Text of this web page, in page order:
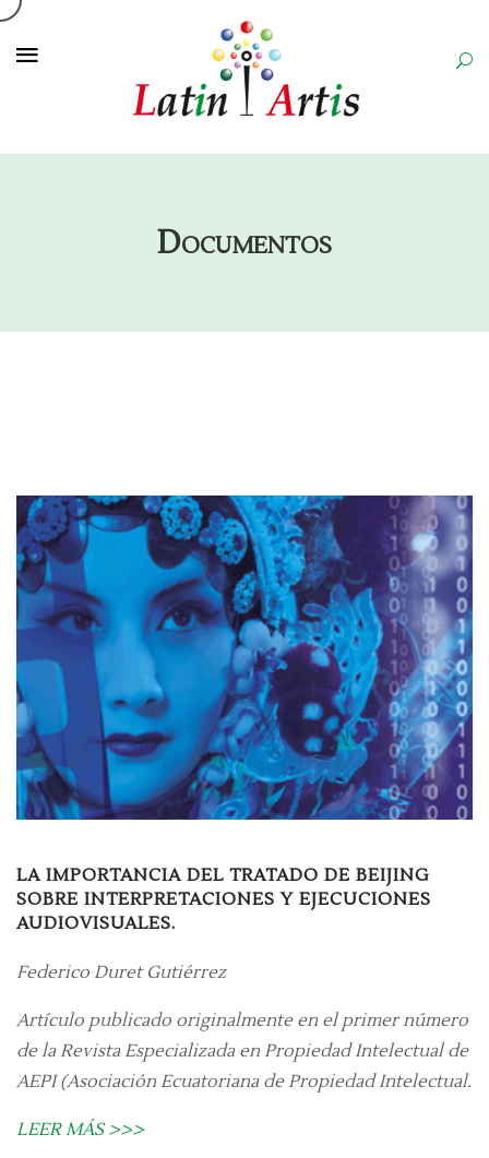
Documentos
LA IMPORTANCIA DEL TRATADO DE BEIJING
SOBRE INTERPRETACIONES Y EJECUCIONES
AUDIOVISUALES.
Federico Duret Gutiérrez
Artículo publicado originalmente en el primer número
de la Revista Especializada en Propiedad Intelectual de
AEPI (Asociación Ecuatoriana de Propiedad Intelectual.
LEER MÁS >>>